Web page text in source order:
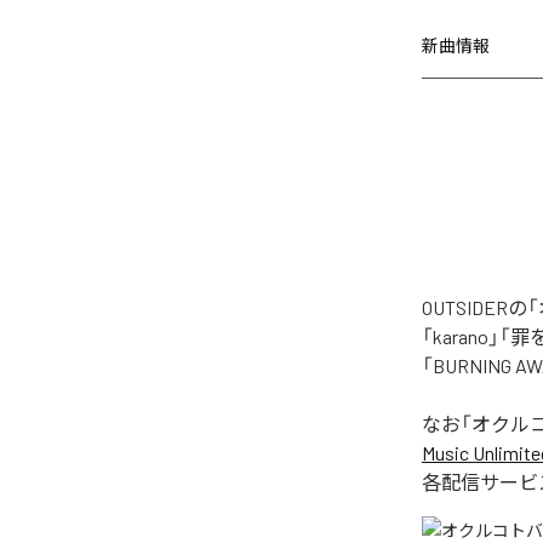
新曲情報
OUTSIDERの
「karano」「
「BURNING
なお「オクル
Music
各配信サービ